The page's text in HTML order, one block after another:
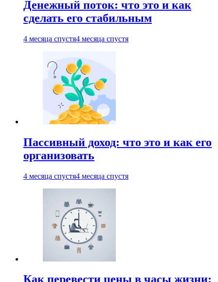
Денежный поток: что это и как
сделать его стабильным
4 месяца спустя4 месяца спустя
Пассивный доход: что это и как его
организовать
4 месяца спустя4 месяца спустя
Как перевести цены в часы жизни: